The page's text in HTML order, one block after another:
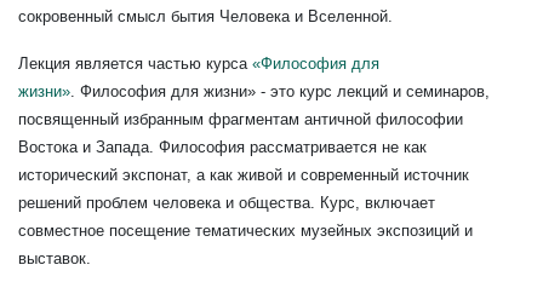
сокровенный смысл бытия Человека и Вселенной.
Лекция является частью курса «Философия для
жизни». Философия для жизни» - это курс лекций и семинаров,
посвященный избранным фрагментам античной философии
Востока и Запада. Философия рассматривается не как
исторический экспонат, а как живой и современный источник
решений проблем человека и общества. Курс, включает
совместное посещение тематических музейных экспозиций и
выставок.